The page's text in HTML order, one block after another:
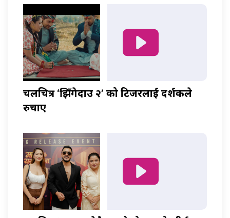
चलचित्र ‘झिँगेदाउ २’ को टिजरलाई दर्शकले
रुचाए